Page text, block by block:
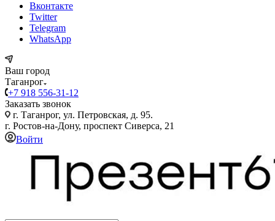
Вконтакте
Twitter
Telegram
WhatsApp
Ваш город
Таганрог
+7 918 556-31-12
Заказать звонок
г. Таганрог, ул. Петровская, д. 95.
г. Ростов-на-Дону, проспект Сиверса, 21
Войти